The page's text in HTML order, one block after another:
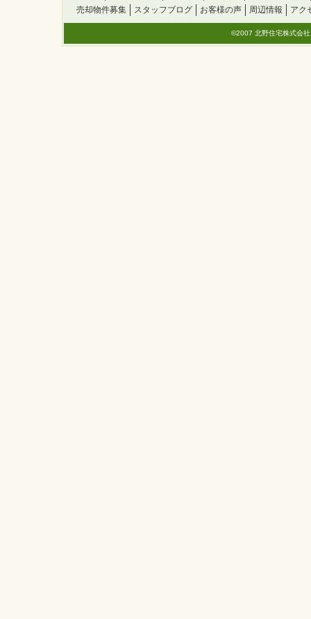
売却物件募集
スタッフブログ お客様の声 周辺情報 アク
©2007 北野住宅株式会